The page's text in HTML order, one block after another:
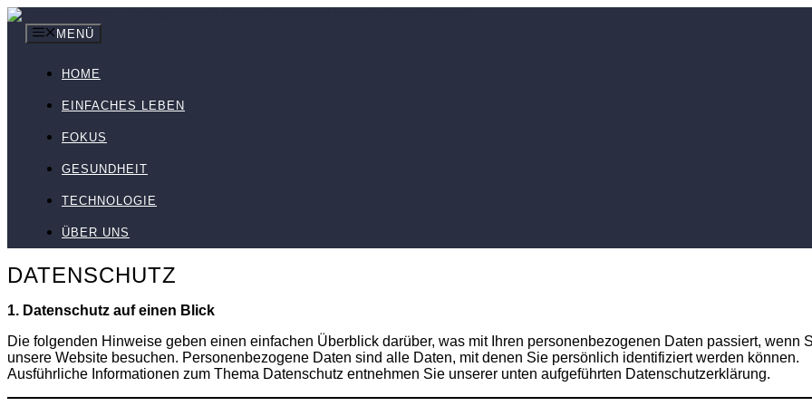
Zum
Inhalt
springen
MENÜ
HOME
EINFACHES LEBEN
FOKUS
GESUNDHEIT
TECHNOLOGIE
ÜBER UNS
DATENSCHUTZ
1. Datenschutz auf einen Blick
Die folgenden Hinweise geben einen einfachen Überblick darüber, was mit Ihren personenbezogenen Daten passiert, wenn
unsere Website besuchen. Personenbezogene Daten sind alle Daten, mit denen Sie persönlich identifiziert werden können.
Ausführliche Informationen zum Thema Datenschutz entnehmen Sie unserer unten aufgeführten Datenschutzerklärung.